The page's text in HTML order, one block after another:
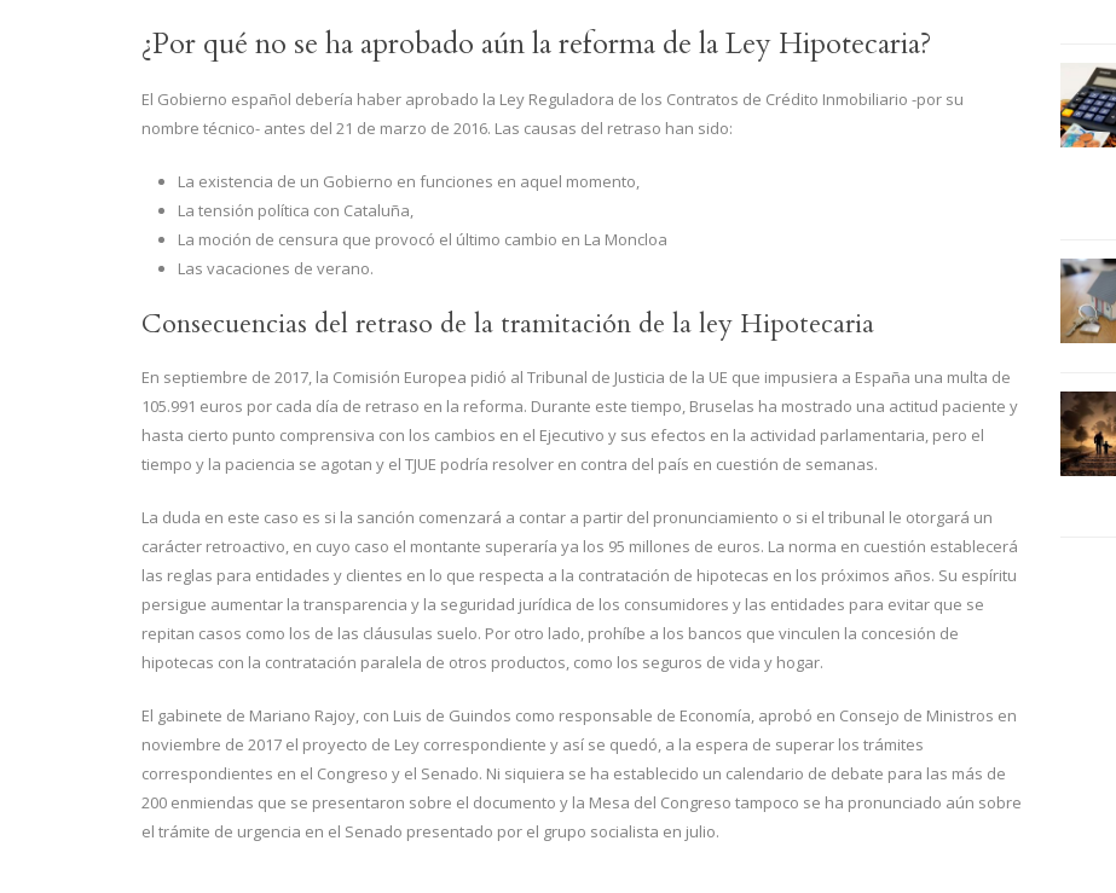
¿Por qué no se ha aprobado aún la reforma de la Ley Hipotecaria?
El Gobierno español debería haber aprobado la Ley Reguladora de los Contratos de Crédito Inmobiliario -por su
nombre técnico- antes del 21 de marzo de 2016. Las causas del retraso han sido:
La existencia de un Gobierno en funciones en aquel momento,
La tensión política con Cataluña,
La moción de censura que provocó el último cambio en La Moncloa
Las vacaciones de verano.
Consecuencias del retraso de la tramitación de la ley Hipotecaria
En septiembre de 2017, la Comisión Europea pidió al Tribunal de Justicia de la UE que impusiera a España una multa de
105.991 euros por cada día de retraso en la reforma. Durante este tiempo, Bruselas ha mostrado una actitud paciente y
hasta cierto punto comprensiva con los cambios en el Ejecutivo y sus efectos en la actividad parlamentaria, pero el
tiempo y la paciencia se agotan y el TJUE podría resolver en contra del país en cuestión de semanas.
La duda en este caso es si la sanción comenzará a contar a partir del pronunciamiento o si el tribunal le otorgará un
carácter retroactivo, en cuyo caso el montante superaría ya los 95 millones de euros. La norma en cuestión establecerá
las reglas para entidades y clientes en lo que respecta a la contratación de hipotecas en los próximos años. Su espíritu
persigue aumentar la transparencia y la seguridad jurídica de los consumidores y las entidades para evitar que se
repitan casos como los de las cláusulas suelo. Por otro lado, prohíbe a los bancos que vinculen la concesión de
hipotecas con la contratación paralela de otros productos, como los seguros de vida y hogar.
El gabinete de Mariano Rajoy, con Luis de Guindos como responsable de Economía, aprobó en Consejo de Ministros en
noviembre de 2017 el proyecto de Ley correspondiente y así se quedó, a la espera de superar los trámites
correspondientes en el Congreso y el Senado. Ni siquiera se ha establecido un calendario de debate para las más de
200 enmiendas que se presentaron sobre el documento y la Mesa del Congreso tampoco se ha pronunciado aún sobre
el trámite de urgencia en el Senado presentado por el grupo socialista en julio.